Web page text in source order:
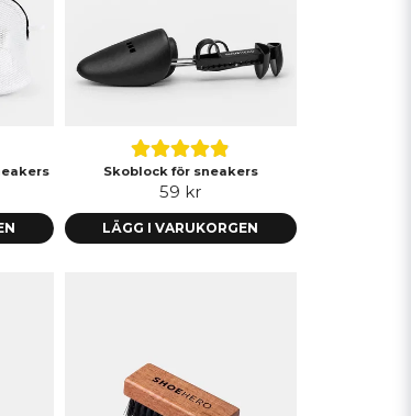
Skoblock för sneakers
59 kr
LÄGG I VARUKORGEN